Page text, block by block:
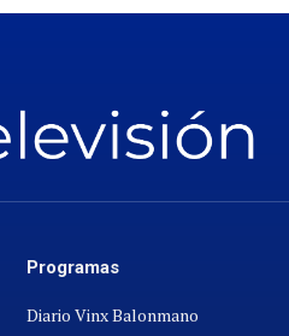
Programas
Diario Vinx Balonmano